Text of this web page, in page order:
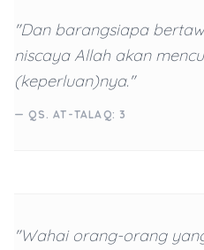
"Dan barangsiapa
niscaya Allah akan
(keperluan)nya."
— QS. AT-TALAQ: 3
"Wahai orang-orang